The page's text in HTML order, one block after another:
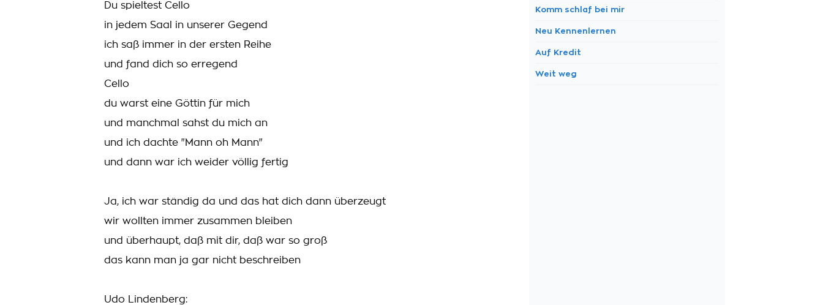
Du spieltest Cello
in jedem Saal in unserer Gegend
ich saß immer in der ersten Reihe
und fand dich so erregend
Cello
du warst eine Göttin für mich
und manchmal sahst du mich an
und ich dachte "Mann oh Mann"
und dann war ich weider völlig fertig
Ja, ich war ständig da und das hat dich dann überzeugt
wir wollten immer zusammen bleiben
und überhaupt, daß mit dir, daß war so groß
das kann man ja gar nicht beschreiben
Udo Lindenberg:
Komm schlaf bei mir
Neu Kennenlernen
Auf Kredit
Weit weg